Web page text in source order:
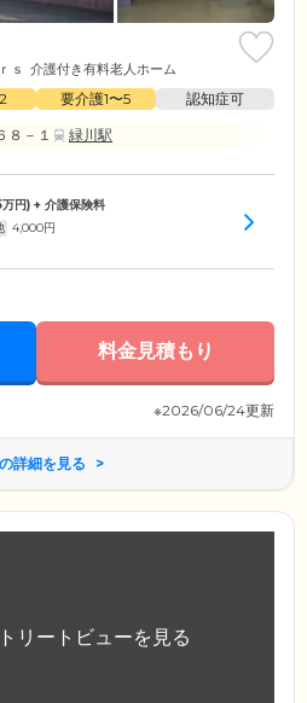
ｓ 介護付き有料老人ホーム
要介護1〜5
認知症可
８－１
緑川駅
万円) + 介護保険料
4,000円
料金見積もり
※2026/06/24更新
詳細を見る